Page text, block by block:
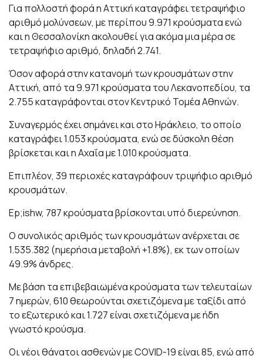
Για πολλοστή φορά η Αττική καταγράφει τετραψήφιο
αριθμό μολύνσεων, με περίπου 9.971 κρούσματα ενώ
και η Θεσσαλονίκη ακολουθεί για ακόμα μια μέρα σε
τετραψήφιο αριθμό, δηλαδή 2.741.
Όσον αφορά στην κατανομή των κρουσμάτων στην
Αττική, από τα 9.971 κρούσματα του Λεκανοπεδίου, τα
2.755 καταγράφονται στον Κεντρικό Τομέα Αθηνών.
Συναγερμός έχει σημάνει και στο Ηράκλειο, το οποίο
καταγράφει 1.053 κρούσματα, ενώ σε δύσκολη θέση
βρίσκεται και η Αχαΐα με 1.010 κρούσματα.
Επιπλέον, 39 περιοχές καταγράφουν τριψήφιο αριθμό
κρουσμάτων.
Ep;ishw, 787 κρούσματα βρίσκονται υπό διερεύνηση.
Ο συνολικός αριθμός των κρουσμάτων ανέρχεται σε
1.535.382 (ημερήσια μεταβολή +1.8%), εκ των οποίων
49.9% άνδρες.
Με βάση τα επιβεβαιωμένα κρούσματα των τελευταίων
7 ημερών, 610 θεωρούνται σχετιζόμενα με ταξίδι από
το εξωτερικό και 1.727 είναι σχετιζόμενα με ήδη
γνωστό κρούσμα.
Οι νέοι θάνατοι ασθενών με COVID-19 είναι 85, ενώ από